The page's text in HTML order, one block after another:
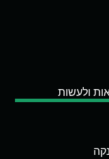
ולעשות